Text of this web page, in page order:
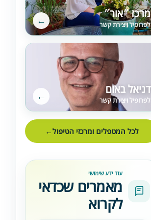
מרכז ״אור״
לפרופיל ויצירת קשר ←
דניאל באום
לפרופיל ויצירת קשר ←
לכל המטפלים ומרכזי הטיפול←
עוד ידע שימושי
מאמרים שכדאי
לקרוא